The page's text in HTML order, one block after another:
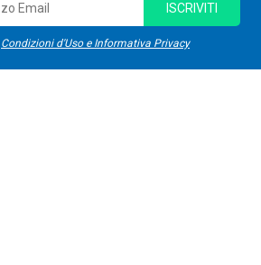
Condizioni d'Uso e Informativa Privacy
ISCRIVITI